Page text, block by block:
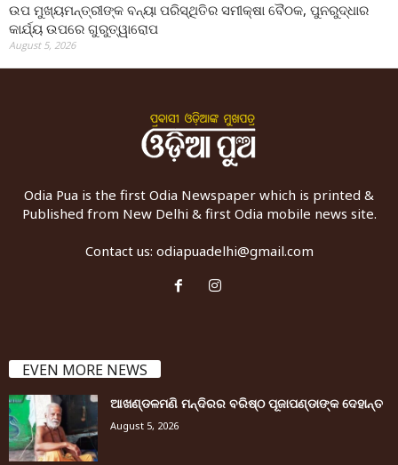
ଉପ ମୁଖ୍ୟମନ୍ତ୍ରୀଙ୍କ ବନ୍ୟା ପରିସ୍ଥିତିର ସମୀକ୍ଷା ବୈଠକ, ପୁନରୁଦ୍ଧାର
କାର୍ଯ୍ୟ ଉପରେ ଗୁରୁତ୍ୱାରୋପ
August 5, 2026
Odia Pua is the first Odia Newspaper which is printed &
Published from New Delhi & first Odia mobile news site.
Contact us: odiapuadelhi@gmail.com
EVEN MORE NEWS
ଆଖଣ୍ଡଳମଣି ମନ୍ଦିରର ବରିଷ୍ଠ ପୂଜାପଣ୍ଡାଙ୍କ ଦେହାନ୍ତ
August 5, 2026